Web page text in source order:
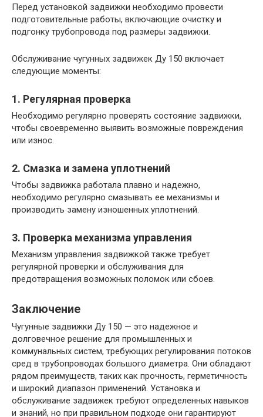
Перед установкой задвижки необходимо провести
подготовительные работы, включающие очистку и
подгонку трубопровода под размеры задвижки.
Обслуживание чугунных задвижек Ду 150 включает
следующие моменты:
1. Регулярная проверка
Необходимо регулярно проверять состояние задвижки,
чтобы своевременно выявить возможные повреждения
или износ.
2. Смазка и замена уплотнений
Чтобы задвижка работала плавно и надежно,
необходимо регулярно смазывать ее механизмы и
производить замену изношенных уплотнений.
3. Проверка механизма управления
Механизм управления задвижкой также требует
регулярной проверки и обслуживания для
предотвращения возможных поломок или сбоев.
Заключение
Чугунные задвижки Ду 150 — это надежное и
долговечное решение для промышленных и
коммунальных систем, требующих регулирования потоков
сред в трубопроводах большого диаметра. Они обладают
рядом преимуществ, таких как прочность, герметичность
и широкий диапазон применений. Установка и
обслуживание задвижек требуют определенных навыков
и знаний, но при правильном подходе они гарантируют